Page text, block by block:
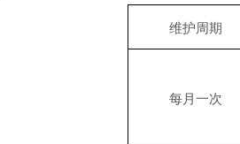
维护周期
每月一次